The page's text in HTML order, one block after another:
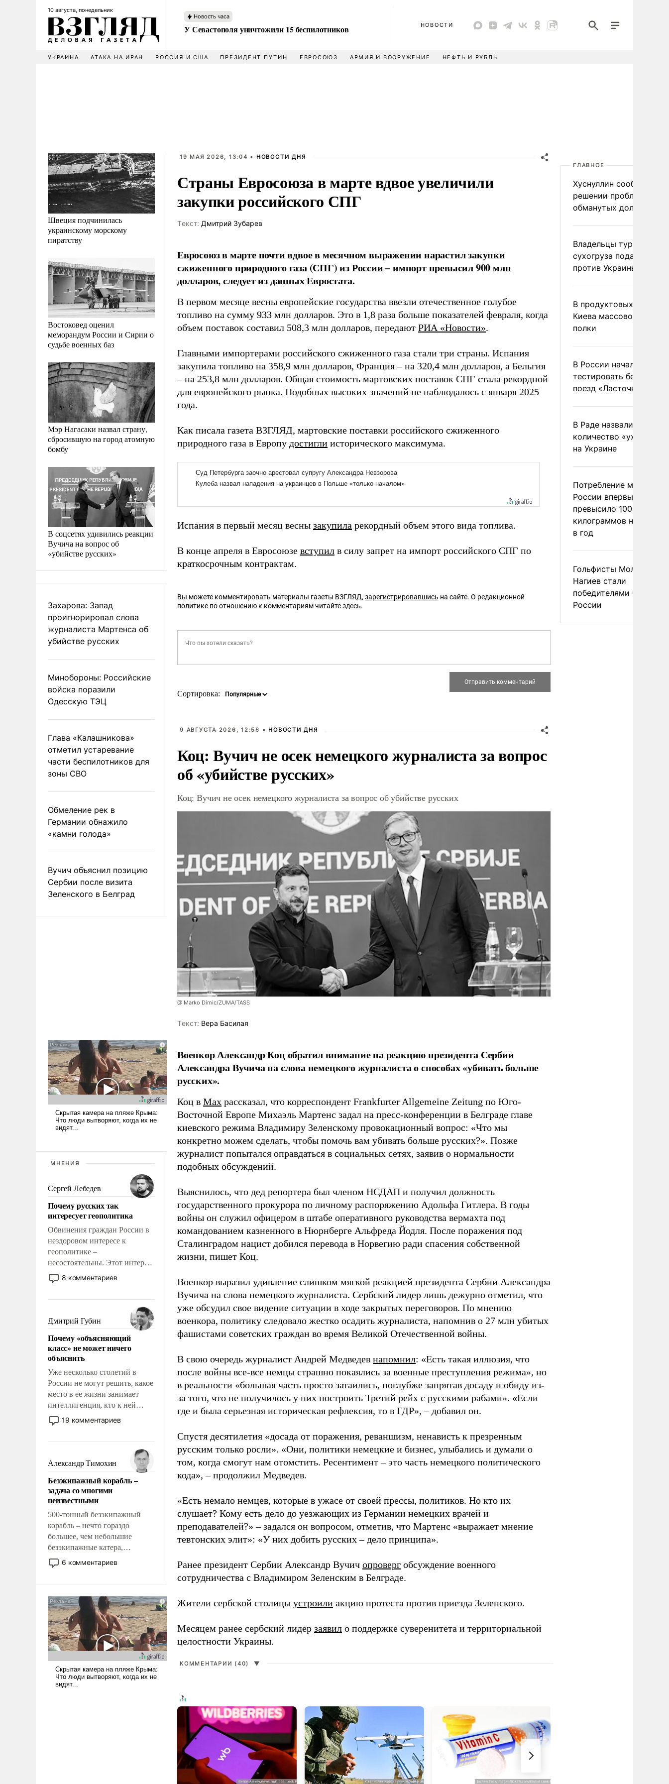
10 августа, понедельник
Новость часа
У Севастополя уничтожили 15 беспилотников НОВОСТИ
УКРАИНА АТАКА НА ИРАН РОССИЯ И США ПРЕЗИДЕНТ ПУТИН ЕВРОСОЮЗ АРМИЯ И ВООРУЖЕНИЕ НЕФТЬ И РУБЛЬ
Швеция подчинилась
украинскому морскому
пиратству
Востоковед оценил
меморандум России и Сирии о
судьбе военных баз
Мэр Нагасаки назвал страну,
сбросившую на город атомную
бомбу
В соцсетях удивились реакции
Вучича на вопрос об
«убийстве русских»
Захарова: Запад
проигнорировал слова
журналиста Мартенса об
убийстве русских
Минобороны: Российские
войска поразили
Одесскую ТЭЦ
Глава «Калашникова»
отметил устаревание
части беспилотников для
зоны СВО
Обмеление рек в
Германии обнажило
«камни голода»
Вучич объяснил позицию
Сербии после визита
Зеленского в Белград
МНЕНИЯ
Сергей Лебедев
Почему русских так
интересует геополитика
Обвинения граждан России в
нездоровом интересе к
геополитике –
несостоятельны. Этот интерес
рационален и прагматичен. Он
обусловлен тысячелетним
фундаментальным знанием,
что мировая политика имеет
свойство заявляться на порог
нашего дома.
8 комментариев
Дмитрий Губин
Почему «объясняющий
класс» не может ничего
объяснить
Уже несколько столетий в
России не могут решить, какое
место в ее жизни занимает
интеллигенция, кто к ней
принадлежит, а кого из нее
исключили с правом
чем она отличается от просто
образованных людей. Иногда
казалось, что эти вопросы
решены раз и навсегда, но –
нет, не решены.
19 комментариев
Александр Тимохин
Безэкипажный корабль –
задача со многими
неизвестными
500-тонный безэкипажный
корабль – нечто гораздо
большее, чем небольшие
безэкипажные катера,
применение которых уже
стало обыденностью. Задача по
и ее реализация радикально
поднимет наши боевые
возможности.
6 комментариев
19 МАЯ 2026, 13:04 • НОВОСТИ ДНЯ
Страны Евросоюза в марте вдвое увеличили
закупки российского СПГ
Tекст: Дмитрий Зубарев
Евросоюз в марте почти вдвое в месячном выражении нарастил закупки
сжиженного природного газа (СПГ) из России – импорт превысил 900 млн
долларов, следует из данных Евростата.
В первом месяце весны европейские государства ввезли отечественное голубое
топливо на сумму 933 млн долларов. Это в 1,8 раза больше показателей февраля, когда
объем поставок составил 508,3 млн долларов, передают РИА «Новости».
Главными импортерами российского сжиженного газа стали три страны. Испания
закупила топливо на 358,9 млн долларов, Франция – на 320,4 млн долларов, а Бельгия
– на 253,8 млн долларов. Общая стоимость мартовских поставок СПГ стала рекордной
для европейского рынка. Подобных высоких значений не наблюдалось с января 2025
года.
Как писала газета ВЗГЛЯД, мартовские поставки российского сжиженного
природного газа в Европу достигли исторического максимума.
Испания в первый месяц весны закупила рекордный объем этого вида топлива.
В конце апреля в Евросоюзе вступил в силу запрет на импорт российского СПГ по
краткосрочным контрактам.
Вы можете комментировать материалы газеты ВЗГЛЯД, зарегистрировавшись на сайте. О редакционной
политике по отношению к комментариям читайтездесь.
Сортировка:
9 АВГУСТА 2026, 12:56 • НОВОСТИ ДНЯ
Коц: Вучич не осек немецкого журналиста за вопрос
об «убийстве русских»
Коц: Вучич не осек немецкого журналиста за вопрос об убийстве русских
@ Marko Dimic/ZUMA/TASS
Tекст: Вера Басилая
Военкор Александр Коц обратил внимание на реакцию президента Сербии
Александра Вучича на слова немецкого журналиста о способах «убивать больше
русских».
Коц в Мах рассказал, что корреспондент Frankfurter Allgemeine Zeitung по Юго-
Восточной Европе Михаэль Мартенс задал на пресс-конференции в Белграде главе
киевского режима Владимиру Зеленскому провокационный вопрос: «Что мы
конкретно можем сделать, чтобы помочь вам убивать больше русских?». Позже
журналист попытался оправдаться в социальных сетях, заявив о нормальности
подобных обсуждений.
Выяснилось, что дед репортера был членом НСДАП и получил должность
государственного прокурора по личному распоряжению Адольфа Гитлера. В годы
войны он служил офицером в штабе оперативного руководства вермахта под
командованием казненного в Нюрнберге Альфреда Йодля. После поражения под
Сталинградом нацист добился перевода в Норвегию ради спасения собственной
жизни, пишет Коц.
Военкор выразил удивление слишком мягкой реакцией президента Сербии Александра
Вучича на слова немецкого журналиста. Сербский лидер лишь дежурно отметил, что
уже обсудил свое видение ситуации в ходе закрытых переговоров. По мнению
военкора, политику следовало жестко осадить журналиста, напомнив о 27 млн убитых
фашистами советских граждан во время Великой Отечественной войны.
В свою очередь журналист Андрей Медведев напомнил: «Есть такая иллюзия, что
после войны все-все немцы страшно покаялись за военные преступления режима», но
в реальности «большая часть просто затаились, поглубже запрятав досаду и обиду из-
за того, что не получилось у них построить Третий рейх с русскими рабами». «Если
где и была серьезная историческая рефлексия, то в ГДР», – добавил он.
Спустя десятилетия «досада от поражения, реваншизм, ненависть к презренным
русским только росли». «Они, политики немецкие и бизнес, улыбались и думали о
том, когда смогут нам отомстить. Ресентимент – это часть немецкого политического
кода», – продолжил Медведев.
«Есть немало немцев, которые в ужасе от своей прессы, политиков. Но кто их
слушает? Кому есть дело до уезжающих из Германии немецких врачей и
преподавателей?» – задался он вопросом, отметив, что Мартенс «выражает мнение
тевтонских элит»: «У них добить русских – дело принципа».
Ранее президент Сербии Александр Вучич опроверг обсуждение военного
сотрудничества с Владимиром Зеленским в Белграде.
Жители сербской столицы устроили акцию протеста против приезда Зеленского.
Месяцем ранее сербский лидер заявил о поддержке суверенитета и территориальной
целостности Украины.
КОММЕНТАРИИ (40) ▼
ГЛАВНОЕ
Хуснуллин сообщил о
решении проблемы
обманутых дольщиков
Владельцы турецкого
сухогруза подадут иск
против Украины в Гаагу
В продуктовых
Киева массово
полки
В России начали
тестировать
поезд «Ласточка»
В Раде назвали
количество
на Украине
Потребление мяса в
России впервые
превысило 100
килограммов на
в год
Гольфисты
Нагиев стали
победителями
России